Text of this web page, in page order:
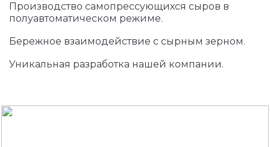
Производство самопрессующихся сыров в
полуавтоматическом режиме.
Бережное взаимодействие с сырным зерном.
Уникальная разработка нашей компании.